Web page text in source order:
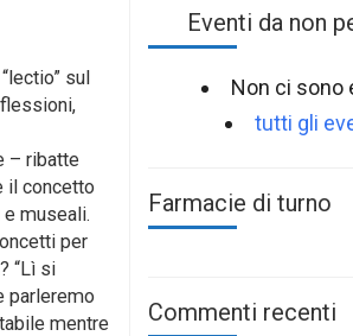
sul
– ribatte
il concetto
museali.
per
“Lì si
parleremo
mentre
Eventi da non
Non ci sono
tutti gli
Farmacie di turno
Commenti recenti